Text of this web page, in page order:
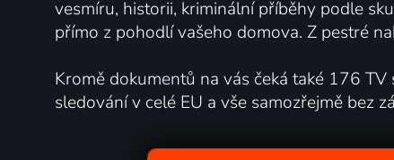
vesmíru, historii, kriminální příběhy podle
přímo z pohodlí vašeho domova. Z pestré
Kromě dokumentů na vás čeká také 176
sledování v celé EU a vše samozřejmě bez